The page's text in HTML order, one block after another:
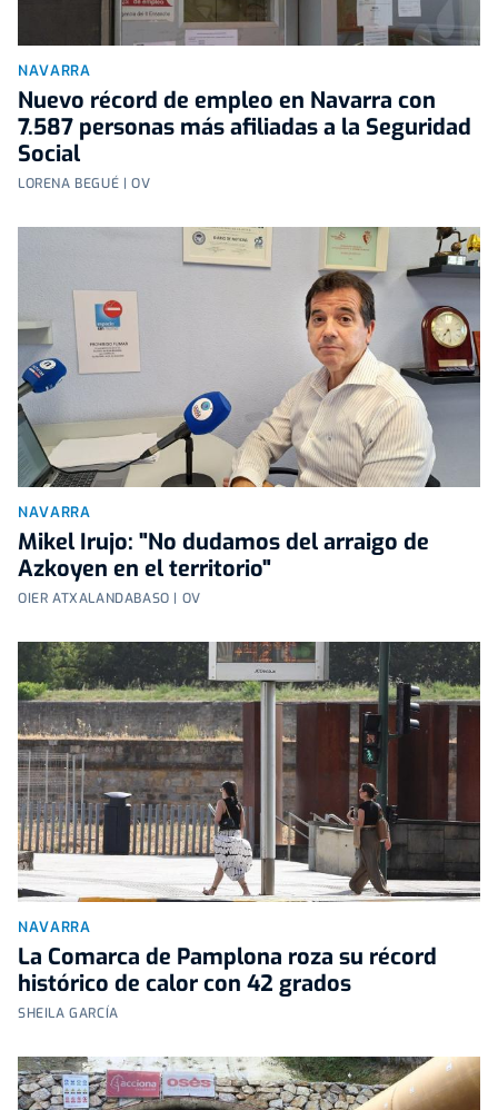
NAVARRA
Nuevo récord de empleo en Navarra con
7.587 personas más afiliadas a la Seguridad
Social
LORENA BEGUÉ | OV
NAVARRA
Mikel Irujo: "No dudamos del arraigo de
Azkoyen en el territorio"
OIER ATXALANDABASO | OV
NAVARRA
La Comarca de Pamplona roza su récord
histórico de calor con 42 grados
SHEILA GARCÍA